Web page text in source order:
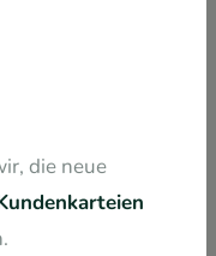
die neue